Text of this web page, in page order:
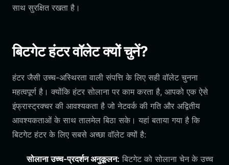
साथ सुरक्षित रखता है।
बिटगेट हंटर वॉलेट क्यों चुनें?
हंटर जैसी उच्च-अस्थिरता वाली संपत्ति के लिए सही वॉलेट चुनना
महत्वपूर्ण है। क्योंकि हंटर सोलाना पर काम करता है, आपको एक ऐसे
इंफ्रास्ट्रक्चर की आवश्यकता है जो नेटवर्क की गति और अद्वितीय
आवश्यकताओं के साथ तालमेल बिठा सके। यहां बताया गया है कि
बिटगेट हंटर के लिए सबसे अच्छा वॉलेट क्यों है:
सोलाना उच्च-प्रदर्शन अनुकूलन: बिटगेट को सोलाना चेन के उच्च